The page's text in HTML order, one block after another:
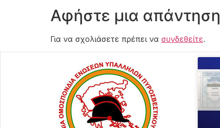
Αφήστε μια απάντηση
Για να σχολιάσετε πρέπει να συνδεθείτε.